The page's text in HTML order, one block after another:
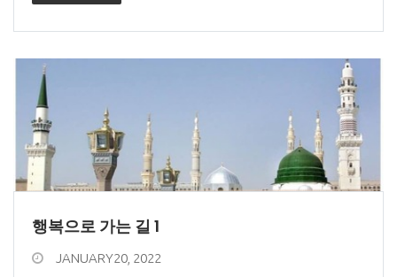
행복으로 가는 길 1
JANUARY20, 2022